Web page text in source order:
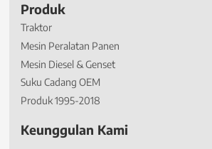
Produk
Traktor
Mesin Peralatan Panen
Mesin Diesel & Genset
Suku Cadang OEM
Produk 1995-2018
Keunggulan Kami